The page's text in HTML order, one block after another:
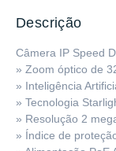
Descrição
Câmera IP Speed
» Zoom óptico de
» Inteligência
» Tecnologia
» Resolução 2
» Índice de